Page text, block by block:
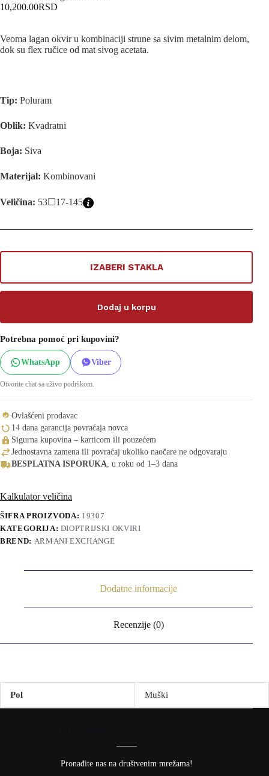
10,200.00RSD
Veoma lagan okvir u kombinaciji strune sa sivim metalnim delom,
dok su flex ručice od mat sivog acetata.
Tip: Poluram
Oblik: Kvadratni
Boja: Siva
Materijal: Kombinovani
Veličina: 53☐17-145
IZABERI STAKLA
Dodaj u korpu
Potrebna pomoć pri kupovini?
WhatsApp Viber
Otvorite chat sa uživo podrškom.
Ovlašćeni prodavac
14 dana garancija povraćaja novca
Sigurna kupovina – karticom ili pouzećem
Jednostavna zamena ili povraćaj ukoliko naočare ne odgovaraju
BESPLATNA ISPORUKA, u roku od 1–3 dana
Kalkulator veličina
ŠIFRA PROIZVODA: 19307
KATEGORIJA: DIOPTRIJSKI OKVIRI
BREND: ARMANI EXCHANGE
Dodatne informacije
Recenzije (0)
Pol Muški
Pronađite nas na društvenim mrežama!